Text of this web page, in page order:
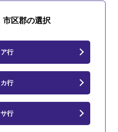
市区郡の選択
ア行
カ行
サ行